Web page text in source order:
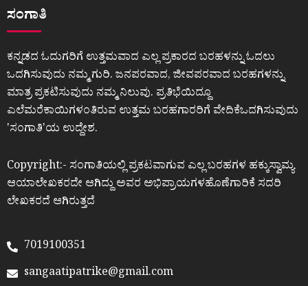
ಸಂಗಾತಿ
ಕನ್ನಡದ ಓದುಗರಿಗೆ ಉತ್ತಮವಾದ ಎಲ್ಲ ಪ್ರಕಾರದ ಬರಹಳನ್ನು ಓದಲು
ಒದಗಿಸುವುದು ನಮ್ಮ ಗುರಿ. ಜನಪರವಾದ, ಜೀವಪರವಾದ ಬರಹಗಳನ್ನು
ಮಾತ್ರ ಪ್ರಕಟಿಸುವುದು ನಮ್ಮ ನಿಲುವು. ಪ್ರತಿಭೆಯಿದ್ದೂ
ಎಲೆಮರೆಕಾಯಿಗಳಂತಿರುವ ಉತ್ತಮ ಬರಹಗಾರರಿಗೆ ವೇದಿಕೆಒದಗಿಸುವುದು
ʼಸಂಗಾತಿʼಯ ಉದ್ದೇಶ.
Copyright:- ಸಂಗಾತಿಯಲ್ಲಿ ಪ್ರಕಟವಾಗುವ ಎಲ್ಲ ಬರಹಗಳ ಹಕ್ಕುಸ್ವಾಮ್ಯ
ಆಯಾಲೇಖಕರದೇ ಆಗಿದ್ದು ಅವರ ಅಭಿಪ್ರಾಯಗಳಹೊಣೆಗಾರಿಕೆ ಸದರಿ
ಲೇಖಕರದೆ ಆಗಿರುತ್ತದೆ
7019100351
sangaatipatrike@gmail.com